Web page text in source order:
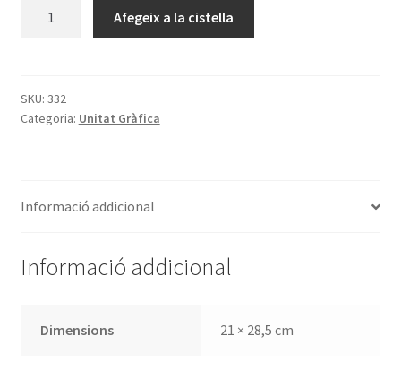
1969).
Gravats
Afegeix a la cistella
SKU: 332
Categoria: Unitat Gràfica
Informació addicional
Informació addicional
Dimensions 21 × 28,5 cm